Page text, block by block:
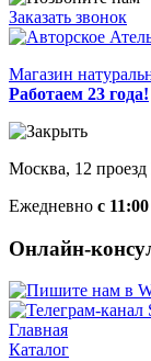
Заказать звонок
Магазин
Работаем 23 года!
Москва, 12
Ежедневно с
Онлайн-
Главная
Каталог